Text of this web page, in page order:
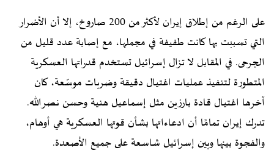
على الرغم من إطلاق إيران لأكثر من 200 صاروخ، إلا أن الأضرار
التي تسببت بها كانت طفيفة في مجملها، مع إصابة عدد قليل من
الجرحى. في المقابل لا تزال إسرائيل تستخدم قدراتها العسكرية
المتطورة لتنفيذ عمليات اغتيال دقيقة وضربات موسّعة، كان
آخرها اغتيال قادة بارزين مثل إسماعيل هنية وحسن نصرالله.
تدرك إيران تمامًا أن ادعاءاتها بشأن قوتها العسكرية هي أوهام،
والفجوة بينها وبين إسرائيل شاسعة على جميع الأصعدة.